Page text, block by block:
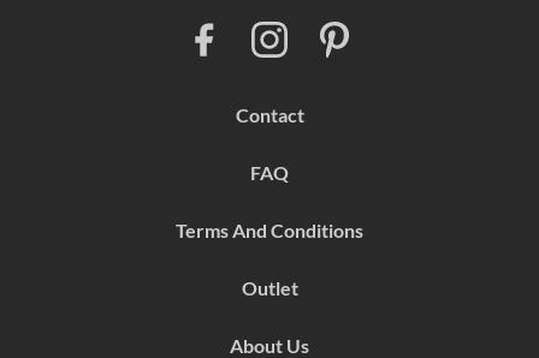
Contact
FAQ
Terms And Conditions
Outlet
About Us
I
n
g
a
m